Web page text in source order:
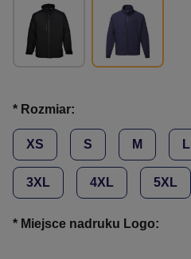
* Rozmiar:
XS S M L
3XL 4XL 5XL
* Miejsce nadruku Logo: